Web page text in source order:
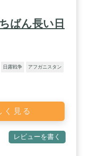
ばん長い日
日露戦争 アフガニスタン
く見る
レビューを書く